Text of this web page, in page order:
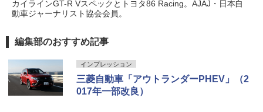
カイラインGT-R Vスペックとトヨタ86 Racing。AJAJ・日本自
動車ジャーナリスト協会会員。
編集部のおすすめ記事
インプレッション
三菱自動車「アウトランダーPHEV」（2
017年一部改良）